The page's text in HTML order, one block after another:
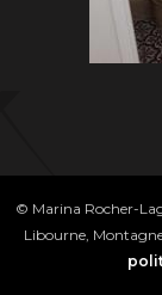
© Marina Rocher-
Libourne,